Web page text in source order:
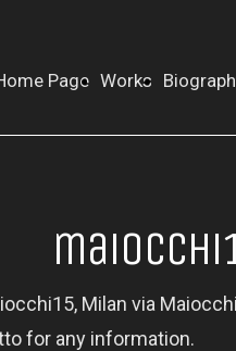
Page Works
Milan via
for any information.